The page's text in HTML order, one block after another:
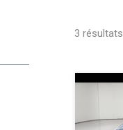
3 résultats